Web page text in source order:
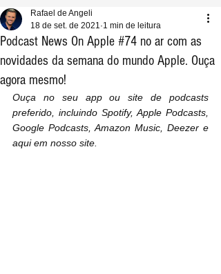
Podcast News On Apple #74 no ar com as
novidades da semana do mundo Apple. Ouça
agora mesmo!
Rafael de Angeli
18 de set. de 2021 1 min de leitura
Ouça no seu app ou site de podcasts
preferido, incluindo Spotify, Apple Podcasts,
Google Podcasts, Amazon Music, Deezer e
aqui em nosso site.